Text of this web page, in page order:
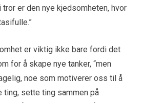
er den nye kjedsomheten, hvor
er viktig ikke bare fordi det
for å skape nye tanker, “men
noe som motiverer oss til å
ting, sette ting sammen på